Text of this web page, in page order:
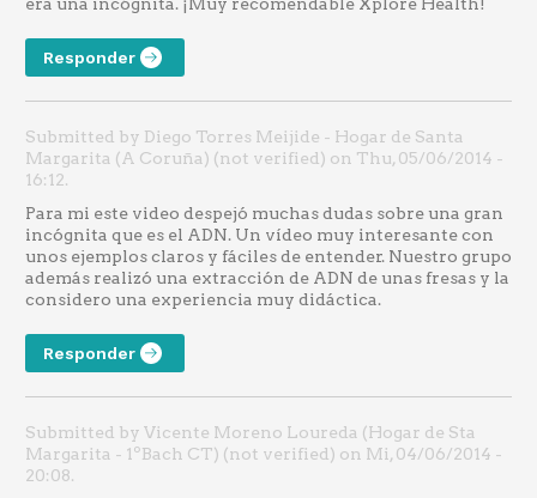
Responder
Submitted by Diego Torres Meijide - Hogar de Santa
Margarita (A Coruña) (not verified) on Thu, 05/06/2014 -
16:12.
Para mi este video despejó muchas dudas sobre una gran
incógnita que es el ADN. Un vídeo muy interesante con
unos ejemplos claros y fáciles de entender. Nuestro grupo
además realizó una extracción de ADN de unas fresas y la
considero una experiencia muy didáctica.
Responder
Submitted by Vicente Moreno Loureda (Hogar de Sta
Margarita - 1ºBach CT) (not verified) on Mi, 04/06/2014 -
20:08.